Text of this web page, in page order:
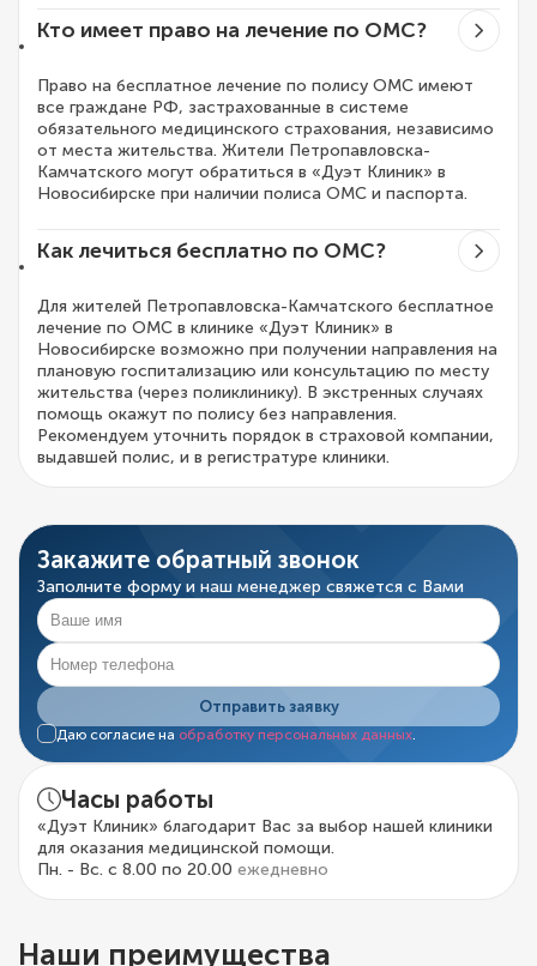
Кто имеет право на лечение по ОМС?
Право на бесплатное лечение по полису ОМС имеют
все граждане РФ, застрахованные в системе
обязательного медицинского страхования, независимо
от места жительства. Жители Петропавловска-
Камчатского могут обратиться в «Дуэт Клиник» в
Новосибирске при наличии полиса ОМС и паспорта.
Как лечиться бесплатно по ОМС?
Для жителей Петропавловска-Камчатского бесплатное
лечение по ОМС в клинике «Дуэт Клиник» в
Новосибирске возможно при получении направления на
плановую госпитализацию или консультацию по месту
жительства (через поликлинику). В экстренных случаях
помощь окажут по полису без направления.
Рекомендуем уточнить порядок в страховой компании,
выдавшей полис, и в регистратуре клиники.
Закажите обратный звонок
Заполните форму и наш менеджер свяжется с Вами
Отправить заявку
Даю согласие на обработку персональных данных
Часы работы
«Дуэт Клиник» благодарит Вас за выбор нашей клиники
для оказания медицинской помощи.
Пн. - Вс. с 8.00 по 20.00 ежедневно
Наши преимущества